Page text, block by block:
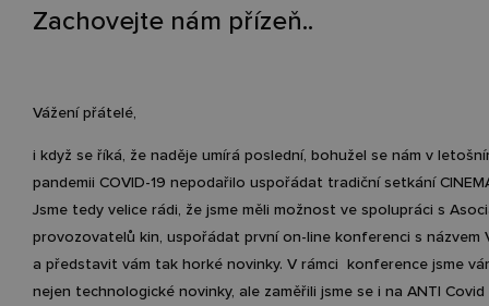
Zachovejte nám přízeň..
Vážení přátelé,
i když se říká, že naděje umírá poslední, bohužel se nám v
pandemii COVID-19 nepodařilo uspořádat tradiční setkání
Jsme tedy velice rádi, že jsme měli možnost ve spolupráci s
provozovatelů kin, uspořádat první on-line konferenci s názvem
a představit vám tak horké novinky. V rámci konference jsme
nejen technologické novinky, ale zaměřili jsme se i na ANTI